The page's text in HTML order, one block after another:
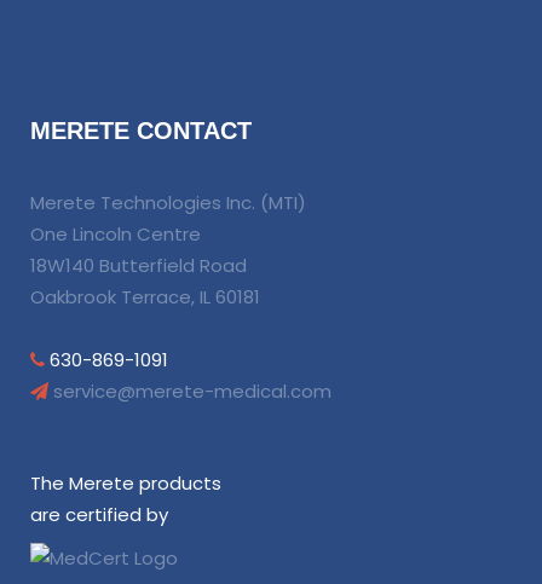
MERETE CONTACT
Merete Technologies Inc. (MTI)
One Lincoln Centre
18W140 Butterfield Road
Oakbrook Terrace, IL 60181
630-869-1091
service@merete-medical.com
The Merete products
are certified by